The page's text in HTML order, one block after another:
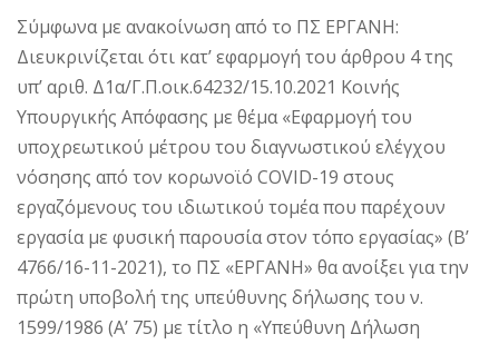
Σύμφωνα με ανακοίνωση από το ΠΣ ΕΡΓΑΝΗ:
Διευκρινίζεται ότι κατ’ εφαρμογή του άρθρου 4 της
υπ’ αριθ. Δ1α/Γ.Π.οικ.64232/15.10.2021 Κοινής
Υπουργικής Απόφασης με θέμα «Εφαρμογή του
υποχρεωτικού μέτρου του διαγνωστικού ελέγχου
νόσησης από τον κορωνοϊό COVID-19 στους
εργαζόμενους του ιδιωτικού τομέα που παρέχουν
εργασία με φυσική παρουσία στον τόπο εργασίας» (Β’
4766/16-11-2021), το ΠΣ «ΕΡΓΑΝΗ» θα ανοίξει για την
πρώτη υποβολή της υπεύθυνης δήλωσης του ν.
1599/1986 (Α’ 75) με τίτλο η «Υπεύθυνη Δήλωση